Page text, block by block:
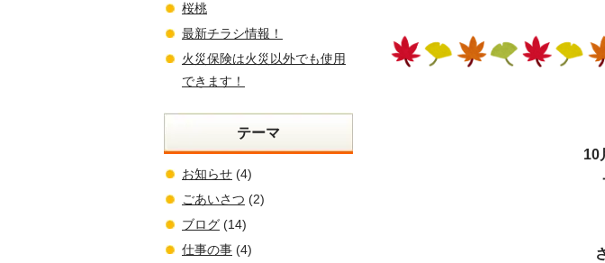
10
桜桃
最新チラシ情報！
火災保険は火災以外でも使用
できます！
テーマ
お知らせ (4)
ごあいさつ (2)
ブログ (14)
仕事の事 (4)